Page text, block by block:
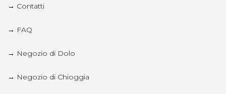
→ Contatti
→ FAQ
→ Negozio di Dolo
→ Negozio di Chioggia